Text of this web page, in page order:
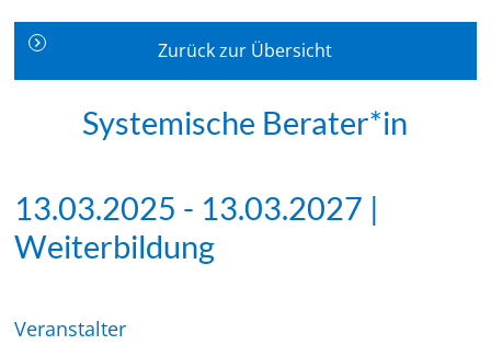
Zurück zur Übersicht
Systemische Berater*in
13.03.2025 - 13.03.2027 |
Weiterbildung
Veranstalter